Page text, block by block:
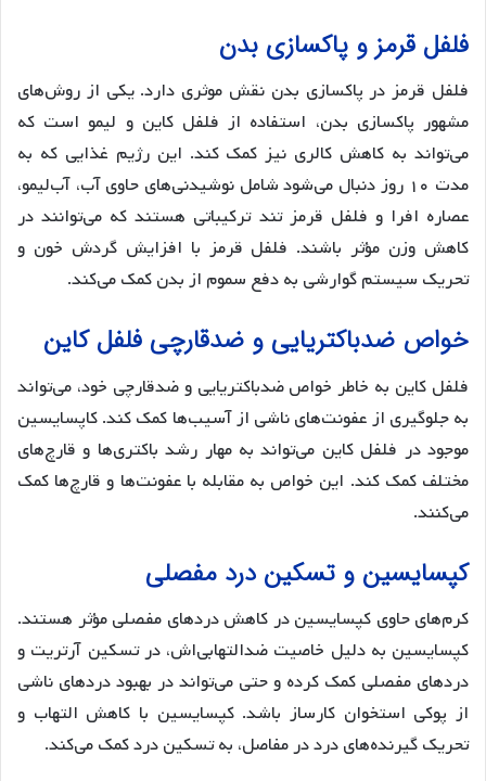
فلفل قرمز و پاکسازی بدن
فلفل قرمز در پاکسازی بدن نقش موثری دارد. یکی از روش‌های
مشهور پاکسازی بدن، استفاده از فلفل کاین و لیمو است که
می‌تواند به کاهش کالری نیز کمک کند. این رژیم غذایی که به
مدت ۱۰ روز دنبال می‌شود شامل نوشیدنی‌های حاوی آب، آب‌لیمو،
عصاره افرا و فلفل قرمز تند ترکیباتی هستند که می‌توانند در
کاهش وزن مؤثر باشند. فلفل قرمز با افزایش گردش خون و
تحریک سیستم گوارشی به دفع سموم از بدن کمک می‌کند.
خواص ضدباکتریایی و ضدقارچی فلفل کاین
فلفل کاین به خاطر خواص ضدباکتریایی و ضدقارچی خود، می‌تواند
به جلوگیری از عفونت‌های ناشی از آسیب‌ها کمک کند. کاپسایسین
موجود در فلفل کاین می‌تواند به مهار رشد باکتری‌ها و قارچ‌های
مختلف کمک کند. این خواص به مقابله با عفونت‌ها و قارچ‌ها کمک
می‌کنند.
کپسایسین و تسکین درد مفصلی
کرم‌های حاوی کپسایسین در کاهش دردهای مفصلی مؤثر هستند.
کپسایسین به دلیل خاصیت ضدالتهابی‌اش، در تسکین آرتریت و
دردهای مفصلی کمک کرده و حتی می‌تواند در بهبود دردهای ناشی
از پوکی استخوان کارساز باشد. کپسایسین با کاهش التهاب و
تحریک گیرنده‌های درد در مفاصل، به تسکین درد کمک می‌کند.